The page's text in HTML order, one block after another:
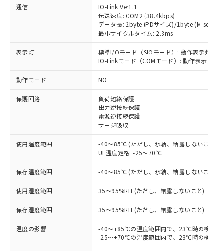
通信
IO-Link Ver1.1
伝送速度: COM2 (38.4kbps)
データ長: 2byte (PDサイズ)/1byte (M-
最小サイクルタイム: 2.3ms
表示灯
標準I/Oモード（SIOモード）: 動作表示灯(
IO-Linkモード（COMモード）: 動作表示
動作モード NO
保護回路
負荷短絡保護
出力逆接続保護
電源逆接続保護
サージ吸収
使用温度範囲
-40～85℃ (ただし、氷結、結露しないこと)
UL温度定格: -25～70℃
保存温度範囲 -40～85℃ (ただし、氷結、結露しないこと)
使用湿度範囲 35～95%RH (ただし、結露しないこと)
保存湿度範囲 35～95%RH (ただし、結露しないこと)
温度の影響
-40～+85℃の温度範囲内で、23℃時の検
-25～+70℃の温度範囲内で、23℃時の検
ご利用条件
以下の条件をお読みいただき、同意のうえ
ご利用ください。
本サービスは、当社制御機器事業取扱
商品の当社在庫状況および標準価格
(税抜)を提供させていただくもので
当社制御機器事業取扱商品の中には、
対応済み：EU RoHS指令（10物質）の
非含有に対応した製品が提供可能な商品で
有に対応した製品に切り替える予定のある
対応予定なし：EU RoHS指令（10物質）の
非含有に非対応の商品で、対応品を出す予
定はありません。
調査・確認中：EU RoHS指令（10物質）の
非含有の対応状況を調査中または確認中の
非該当品：ライセンス料など無形物で、有
害物質有無と関係のない商品です。
※1 中国RoHS○×表
「○」：最大均質材料含有率が中国RoHSの
基準値以下であることを示します。